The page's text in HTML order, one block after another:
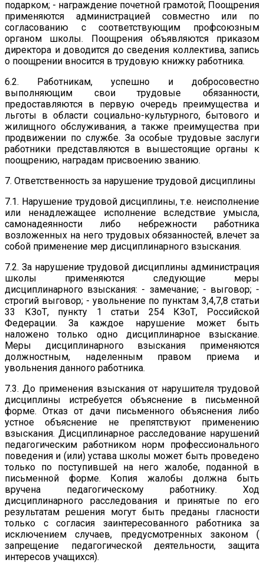
подарком; - награждение почетной грамотой; Поощрения
применяются администрацией совместно или по
согласованию с соответствующим профсоюзным
органом школы. Поощрения объявляются приказом
директора и доводится до сведения коллектива, запись
о поощрении вносится в трудовую книжку работника.
6.2. Работникам, успешно и добросовестно
выполняющим свои трудовые обязанности,
предоставляются в первую очередь преимущества и
льготы в области социально-культурного, бытового и
жилищного обслуживания, а также преимущества при
продвижении по службе. За особые трудовые заслуги
работники представляются в вышестоящие органы к
поощрению, наградам присвоению званию.
7. Ответственность за нарушение трудовой дисциплины
7.1. Нарушение трудовой дисциплины, т.е. неисполнение
или ненадлежащее исполнение вследствие умысла,
самонадеянности либо небрежности работника
возложенных на него трудовых обязанностей, влечет за
собой применение мер дисциплинарного взыскания.
7.2. За нарушение трудовой дисциплины администрация
школы применяются следующие меры
дисциплинарного взыскания: - замечание; - выговор; -
строгий выговор; - увольнение по пунктам 3,4,7,8 статьи
33 КЗоТ, пункту 1 статьи 254 КЗоТ, Российской
Федерации. За каждое нарушение может быть
наложено только одно дисциплинарное взыскание.
Меры дисциплинарного взыскания применяются
должностным, наделенным правом приема и
увольнения данного работника.
7.3. До применения взыскания от нарушителя трудовой
дисциплины истребуется объяснение в письменной
форме. Отказ от дачи письменного объяснения либо
устное объяснение не препятствуют применению
взыскания. Дисциплинарное расследование нарушений
педагогическим работником норм профессионального
поведения и (или) устава школы может быть проведено
только по поступившей на него жалобе, поданной в
письменной форме. Копия жалобы должна быть
вручена педагогическому работнику. Ход
дисциплинарного расследования и принятые по его
результатам решения могут быть преданы гласности
только с согласия заинтересованного работника за
исключением случаев, предусмотренных законом (
запрещение педагогической деятельности, защита
интересов учащихся).